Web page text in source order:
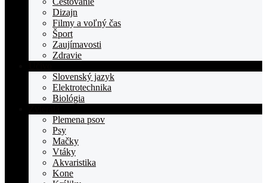
Dizajn
Filmy a voľný čas
Šport
Zaujímavosti
Zdravie
Slovenský jazyk
Elektrotechnika
Biológia
Plemena psov
Psy
Mačky
Vtáky
Akvaristika
Kone